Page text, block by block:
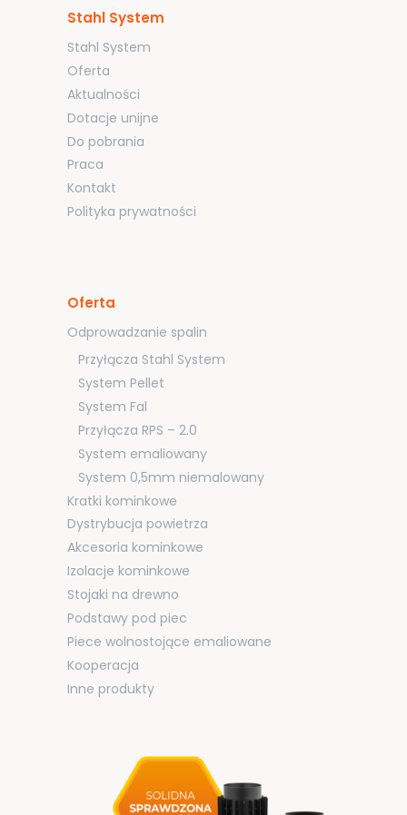
Stahl System
Stahl System
Oferta
Aktualności
Dotacje unijne
Do pobrania
Praca
Kontakt
Polityka prywatności
Oferta
Odprowadzanie spalin
Przyłącza Stahl System
System Pellet
System Fal
Przyłącza RPS – 2.0
System emaliowany
System 0,5mm niemalowany
Kratki kominkowe
Dystrybucja powietrza
Akcesoria kominkowe
Izolacje kominkowe
Stojaki na drewno
Podstawy pod piec
Piece wolnostojące emaliowane
Kooperacja
Inne produkty